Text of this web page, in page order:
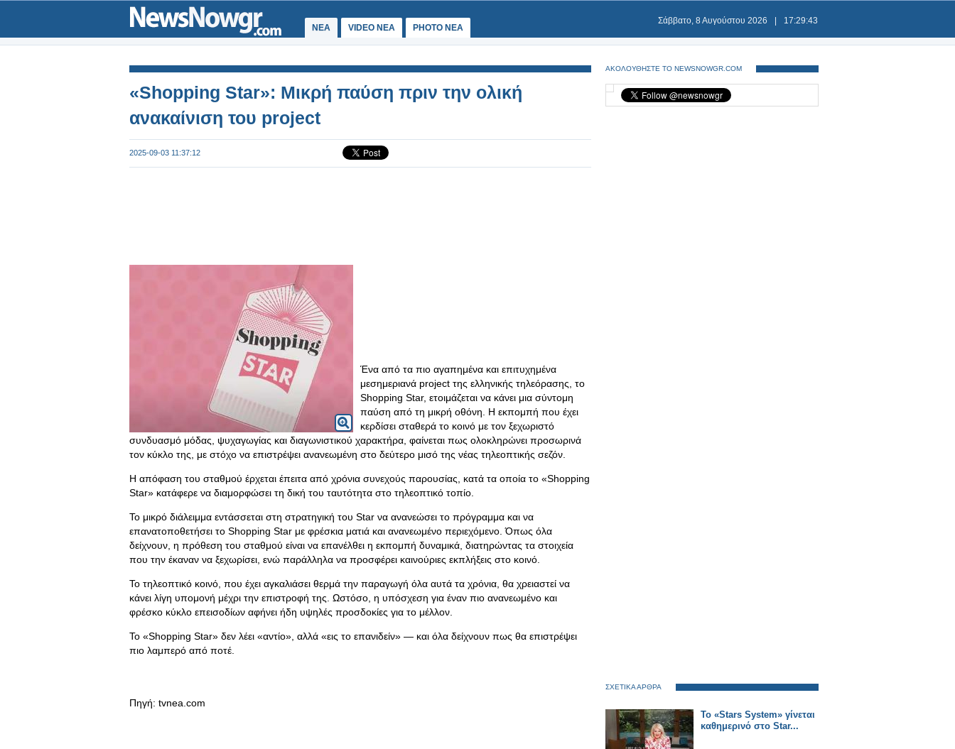
ΝΕΑ VIDEO NEA PHOTO NEA
Σάββατο, 8 Αυγούστου 2026 17:29:43
«Shopping Star»: Μικρή παύση πριν την ολική
ανακαίνιση του project
2025-09-03 11:37:12
Ένα από τα πιο αγαπημένα και επιτυχημένα
μεσημεριανά project της ελληνικής τηλεόρασης, το
Shopping Star, ετοιμάζεται να κάνει μια σύντομη
παύση από τη μικρή οθόνη. Η εκπομπή που έχει
κερδίσει σταθερά το κοινό με τον ξεχωριστό
συνδυασμό μόδας, ψυχαγωγίας και διαγωνιστικού χαρακτήρα, φαίνεται πως ολοκληρώνει προσωρινά
τον κύκλο της, με στόχο να επιστρέψει ανανεωμένη στο δεύτερο μισό της νέας τηλεοπτικής σεζόν.
Η απόφαση του σταθμού έρχεται έπειτα από χρόνια συνεχούς παρουσίας, κατά τα οποία το «Shopping
Star» κατάφερε να διαμορφώσει τη δική του ταυτότητα στο τηλεοπτικό τοπίο.
Το μικρό διάλειμμα εντάσσεται στη στρατηγική του Star να ανανεώσει το πρόγραμμα και να
επανατοποθετήσει το Shopping Star με φρέσκια ματιά και ανανεωμένο περιεχόμενο. Όπως όλα
δείχνουν, η πρόθεση του σταθμού είναι να επανέλθει η εκπομπή δυναμικά, διατηρώντας τα στοιχεία
που την έκαναν να ξεχωρίσει, ενώ παράλληλα να προσφέρει καινούριες εκπλήξεις στο κοινό.
Το τηλεοπτικό κοινό, που έχει αγκαλιάσει θερμά την παραγωγή όλα αυτά τα χρόνια, θα χρειαστεί να
κάνει λίγη υπομονή μέχρι την επιστροφή της. Ωστόσο, η υπόσχεση για έναν πιο ανανεωμένο και
φρέσκο κύκλο επεισοδίων αφήνει ήδη υψηλές προσδοκίες για το μέλλον.
Το «Shopping Star» δεν λέει «αντίο», αλλά «εις το επανιδείν» — και όλα δείχνουν πως θα επιστρέψει
πιο λαμπερό από ποτέ.
Πηγή: tvnea.com
ΑΚΟΛΟΥΘΗΣΤΕ ΤΟ NEWSNOWGR.COM
ΣΧΕΤΙΚΑ ΑΡΘΡΑ
Το «Stars System» γίνεται
καθημερινό στο Star...